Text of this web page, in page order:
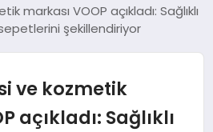
markası VOOP açıkladı: Sağlıklı
şekillendiriyor
ve kozmetik
açıkladı: Sağlıklı